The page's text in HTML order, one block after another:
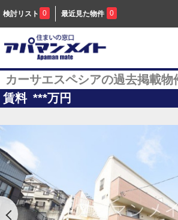
検討リスト 0 最近見た物件 0
カーサエスペシアの過去掲載物
賃料 ***万円